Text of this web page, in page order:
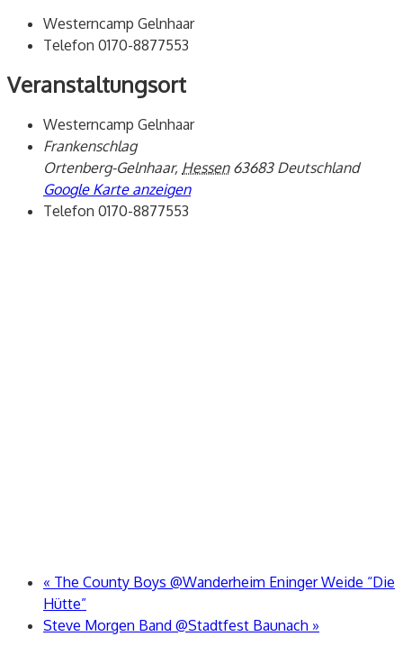
Westerncamp Gelnhaar
Telefon 0170-8877553
Veranstaltungsort
Westerncamp Gelnhaar
Frankenschlag
Ortenberg-Gelnhaar, Hessen 63683 Deutschland
Google Karte anzeigen
Telefon 0170-8877553
« The County Boys @Wanderheim Eninger Weide “Die
Hütte”
Steve Morgen Band @Stadtfest Baunach »